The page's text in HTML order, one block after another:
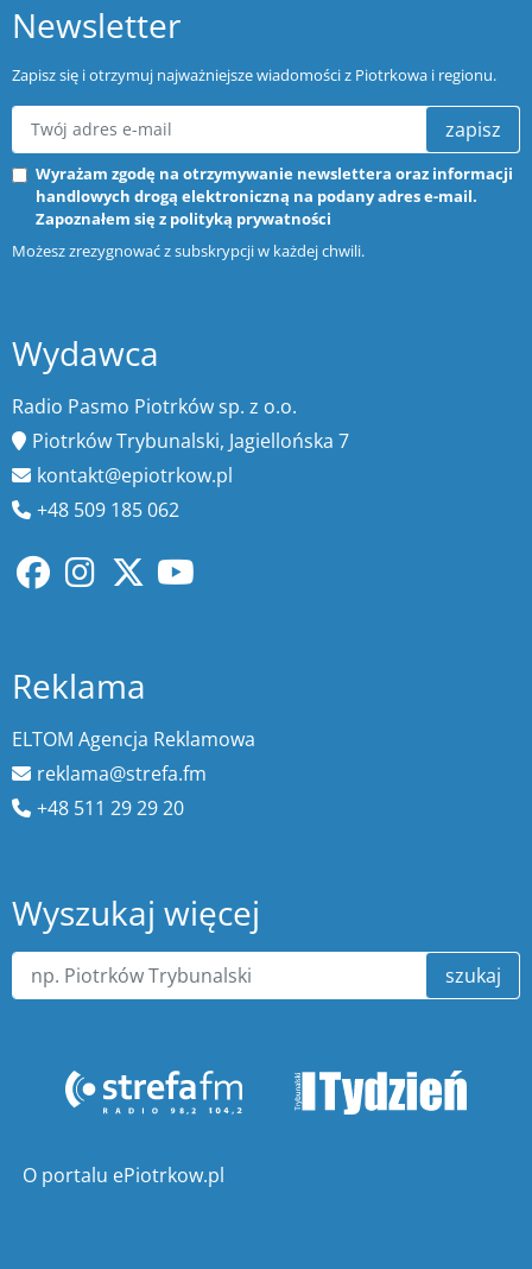
Newsletter
Zapisz się i otrzymuj najważniejsze wiadomości z Piotrkowa i regionu.
zapisz
Wyrażam zgodę na otrzymywanie newslettera oraz informacji
handlowych drogą elektroniczną na podany adres e-mail.
Zapoznałem się z polityką prywatności
Możesz zrezygnować z subskrypcji w każdej chwili.
Wydawca
Radio Pasmo Piotrków sp. z o.o.
Piotrków Trybunalski, Jagiellońska 7
kontakt@epiotrkow.pl
+48 509 185 062
Reklama
ELTOM Agencja Reklamowa
reklama@strefa.fm
+48 511 29 29 20
Wyszukaj więcej
szukaj
O portalu ePiotrkow.pl